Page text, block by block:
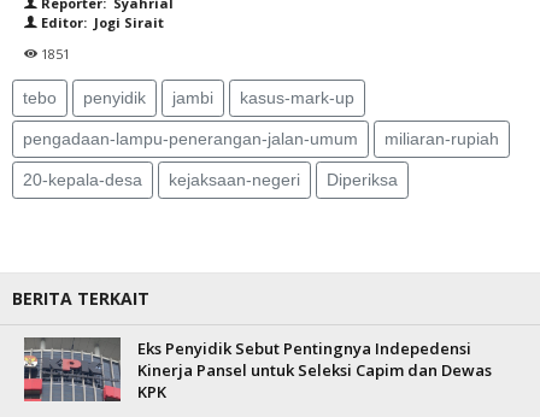
Editor: Jogi Sirait
1851
tebo penyidik jambi kasus-mark-up
pengadaan-lampu-penerangan-jalan-umum miliaran-rupiah
20-kepala-desa kejaksaan-negeri Diperiksa
BERITA TERKAIT
Eks Penyidik Sebut Pentingnya Indepedensi
Kinerja Pansel untuk Seleksi Capim dan Dewas
KPK